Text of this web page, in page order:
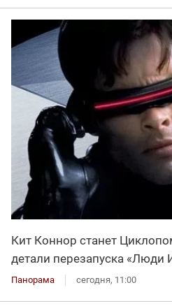
Кит Коннор станет
детали перезапуска «Люди
Панорама сегодня, 11:00